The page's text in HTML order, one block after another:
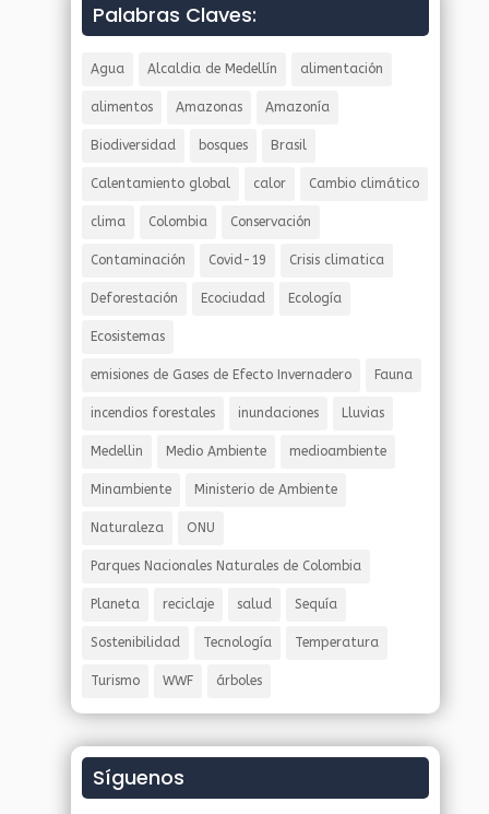
Palabras Claves:
Agua Alcaldia de Medellín alimentación
alimentos Amazonas Amazonía
Biodiversidad bosques Brasil
Calentamiento global calor Cambio climático
clima Colombia Conservación
Contaminación Covid-19 Crisis climatica
Deforestación Ecociudad Ecología
Ecosistemas
emisiones de Gases de Efecto Invernadero Fauna
incendios forestales inundaciones Lluvias
Medellin Medio Ambiente medioambiente
Minambiente Ministerio de Ambiente
Naturaleza ONU
Parques Nacionales Naturales de Colombia
Planeta reciclaje salud Sequía
Sostenibilidad Tecnología Temperatura
Turismo WWF árboles
Síguenos